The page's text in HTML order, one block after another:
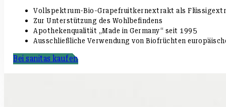
Vollspektrum-Bio-Grapefruitkernextrakt als
Zur Unterstützung des Wohlbefindens
Apothekenqualität „Made in Germany“ seit 1995
Ausschließliche Verwendung von Biofrüchten
Bei sanitas kaufen